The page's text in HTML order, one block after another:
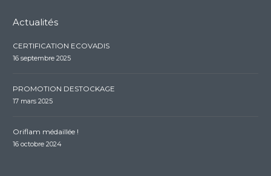
Actualités
CERTIFICATION ECOVADIS
16 septembre 2025
PROMOTION DESTOCKAGE
17 mars 2025
Oriflam médaillée !
16 octobre 2024